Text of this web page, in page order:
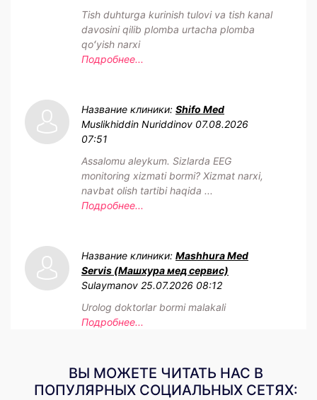
Tish duhturga kurinish tulovi va tish kanal
davosini qilib plomba urtacha plomba
qoʻyish narxi
Подробнее...
Название клиники: Shifo Med
Muslikhiddin Nuriddinov 07.08.2026
07:51
Assalomu aleykum. Sizlarda EEG
monitoring xizmati bormi? Xizmat narxi,
navbat olish tartibi haqida ...
Подробнее...
Название клиники: Mashhura Med
Servis (Машхура мед сервис)
Sulaymanov 25.07.2026 08:12
Urolog doktorlar bormi malakali
Подробнее...
ВЫ МОЖЕТЕ ЧИТАТЬ НАС В
ПОПУЛЯРНЫХ СОЦИАЛЬНЫХ СЕТЯХ: